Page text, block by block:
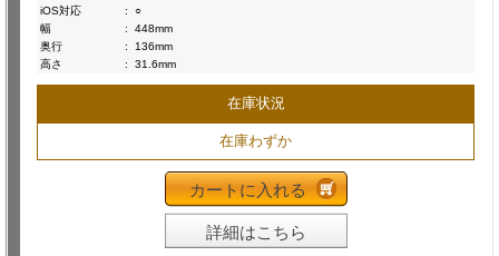
iOS対応
:
○
幅
:
448mm
奥行
:
136mm
高さ
: 31.6mm
在庫状況
在庫わずか
カートに入れる
詳細はこちら